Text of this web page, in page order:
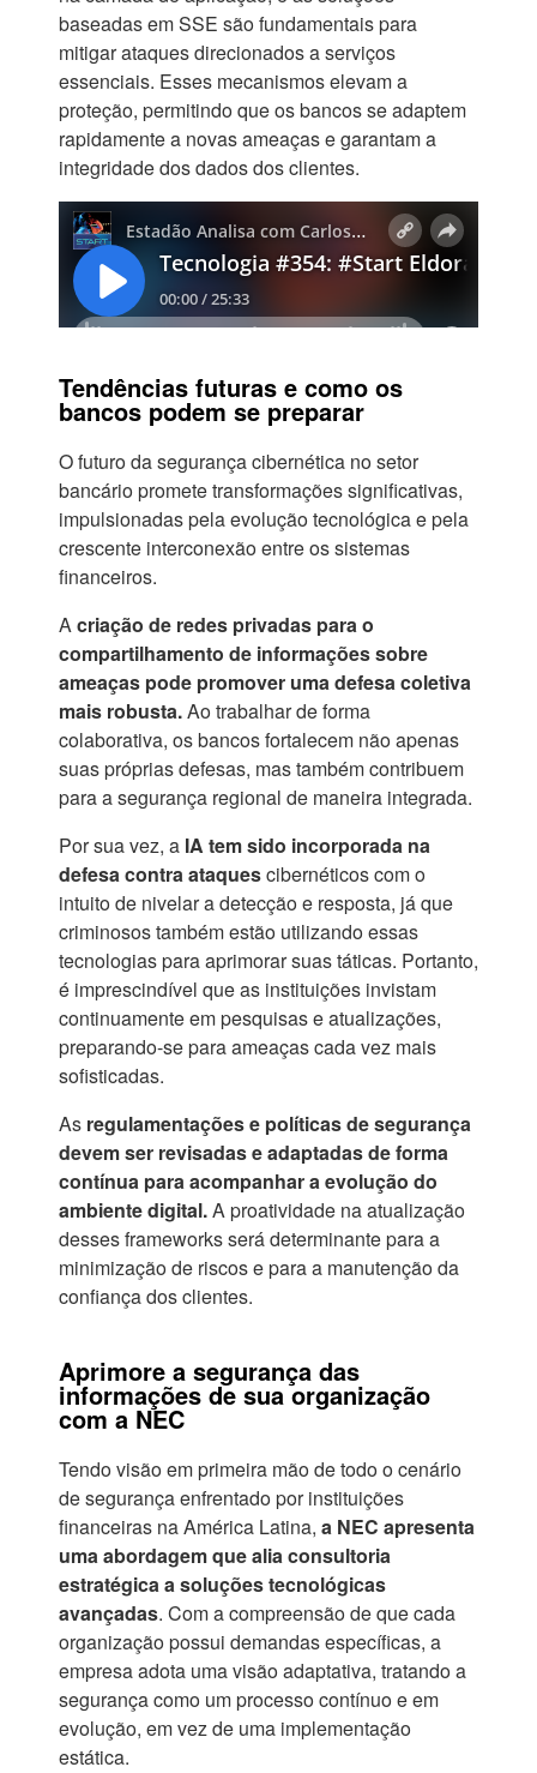
baseadas em SSE são fundamentais para
mitigar ataques direcionados a serviços
essenciais. Esses mecanismos elevam a
proteção, permitindo que os bancos se adaptem
rapidamente a novas ameaças e garantam a
integridade dos dados dos clientes.
Tendências futuras e como os
bancos podem se preparar
O futuro da segurança cibernética no setor
bancário promete transformações significativas,
impulsionadas pela evolução tecnológica e pela
crescente interconexão entre os sistemas
financeiros.
Acriação de redes privadas para o
compartilhamento de informações sobre
ameaças pode promover uma defesa coletiva
mais robusta.Ao trabalhar de forma
colaborativa, os bancos fortalecem não apenas
suas próprias defesas, mas também contribuem
para a segurança regional de maneira integrada.
Por sua vez, a IA tem sido incorporada na
defesa contra ataquescibernéticos com o
intuito de nivelar a detecção e resposta, já que
criminosos também estão utilizando essas
tecnologias para aprimorar suas táticas. Portanto,
é imprescindível que as instituições invistam
continuamente em pesquisas e atualizações,
preparando-se para ameaças cada vez mais
sofisticadas.
As regulamentações e políticas de segurança
devem ser revisadas e adaptadas de forma
contínua para acompanhar a evolução do
ambiente digital.A proatividade na atualização
desses frameworks será determinante para a
minimização de riscos e para a manutenção da
confiança dos clientes.
Aprimore a segurança das
informações de sua organização
com a NEC
Tendo visão em primeira mão de todo o cenário
de segurança enfrentado por instituições
financeiras na América Latina, a NEC apresenta
uma abordagem que alia consultoria
estratégicaa soluções tecnológicas
avançadas. Com a compreensão de que cada
organização possui demandas específicas, a
empresa adota uma visão adaptativa, tratando a
segurança como um processo contínuo e em
evolução, em vez de uma implementação
estática.